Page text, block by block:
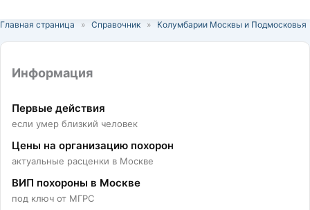
Главная страница » Справочник » Колумбарии Москвы и Подмосковья
Информация
Первые действия
если умер близкий человек
Цены на организацию похорон
актуальные расценки в Москве
ВИП похороны в Москве
под ключ от МГРС